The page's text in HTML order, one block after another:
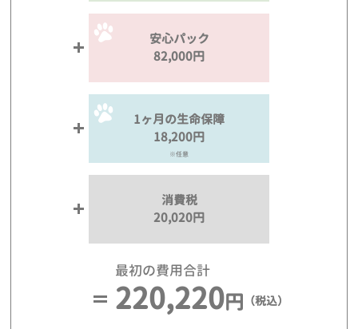
安心パック
82,000円
1ヶ月の生命保障
18,200円
※任意
消費税
20,020円
最初の費用合計
220,220円 （税込）